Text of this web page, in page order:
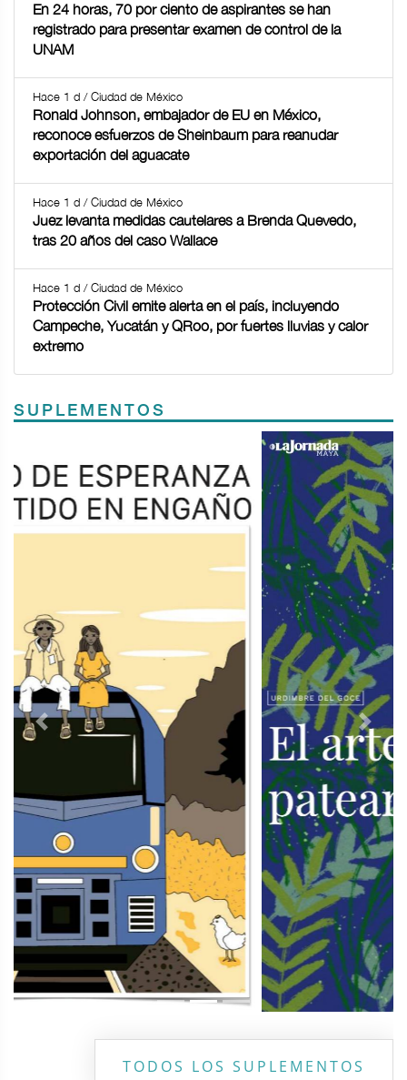
En 24 horas, 70 por ciento de aspirantes se han
registrado para presentar examen de control de la
UNAM
Hace 1 d / Ciudad de México
Ronald Johnson, embajador de EU en México,
reconoce esfuerzos de Sheinbaum para reanudar
exportación del aguacate
Hace 1 d / Ciudad de México
Juez levanta medidas cautelares a Brenda Quevedo,
tras 20 años del caso Wallace
Hace 1 d / Ciudad de México
Protección Civil emite alerta en el país, incluyendo
Campeche, Yucatán y QRoo, por fuertes lluvias y calor
extremo
SUPLEMENTOS
Previous Next
TODOS LOS SUPLEMENTOS